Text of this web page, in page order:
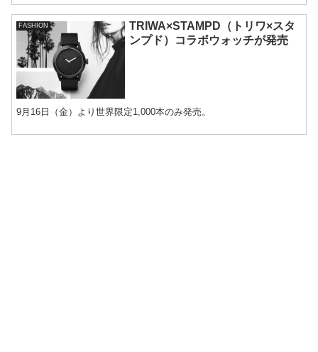
FASHION
TRIWA×STAMPD（トリワ×スタ
ンプド）コラボウォッチが発売
9月16日（金）より世界限定1,000本のみ発売。